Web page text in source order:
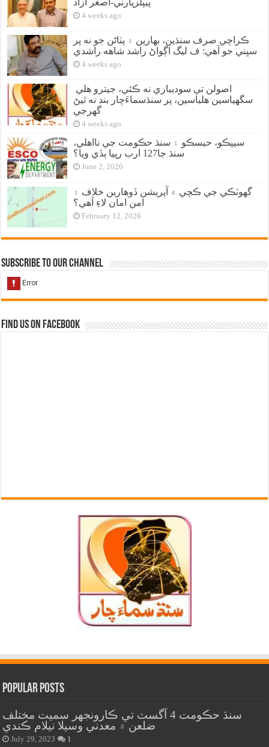
پيپلزپارٽي-اصغر آزاد
4 weeks ago
ڪراچي صرف سنڌين، بهارين ۽ پٺاڻن جو نه پر
سڀني جو آهي: ف ليگ اڳواڻ راشد شاهه راشدي
4 weeks ago
سگهياسين هلياسين، پر سنڌسماءَچار بند نه ٿيڻ
گهرجي
4 weeks ago
سيپڪو، حيسڪو ۽ سنڌ حڪومت جي نااهلي،
سنڌ جا127 ارب رپيا ٻڏي ويا؟
June 2, 2026
گهوٽڪي جي ڪچي ۾ آپريشن ڏوهارين خلاف ۽
امن امان لاءِ آهي؟
February 12, 2026
Subscribe to our Channel
Find us on Facebook
Popular Posts
سنڌ حڪومت 4 آگسٽ تي ڪارونجهر سميت مختلف
ضلعن ۾ معدني وسيلا نيلام ڪندي
July 29, 2023 1